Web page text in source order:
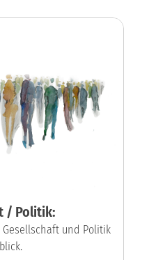
/ Politik:
und Politik